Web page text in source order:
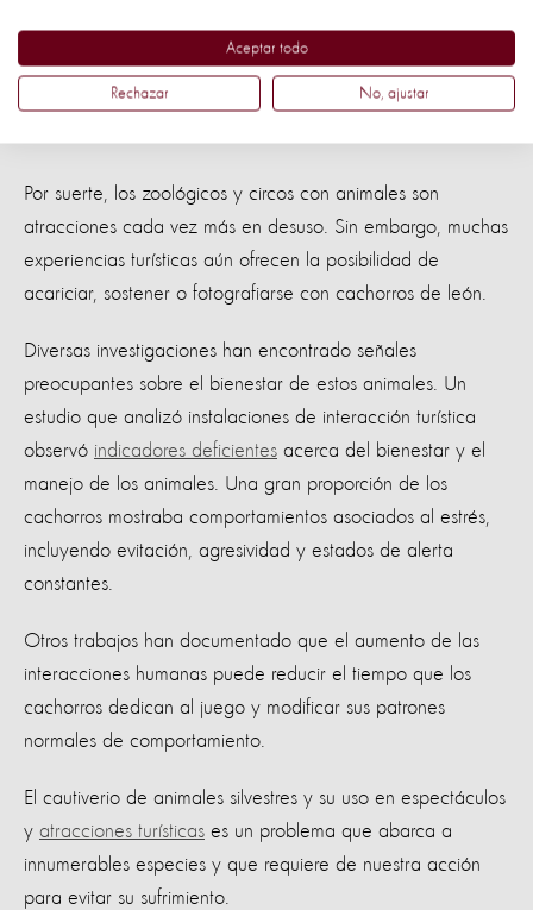
10. Los leones no son
instrumentos de la industria
Por suerte, los zoológicos y circos con animales son
atracciones cada vez más en desuso. Sin embargo, muchas
experiencias turísticas aún ofrecen la posibilidad de
acariciar, sostener o fotografiarse con cachorros de león.
Diversas investigaciones han encontrado señales
preocupantes sobre el bienestar de estos animales. Un
estudio que analizó instalaciones de interacción turística
observó indicadores deficientes acerca del bienestar y el
manejo de los animales. Una gran proporción de los
cachorros mostraba comportamientos asociados al estrés,
incluyendo evitación, agresividad y estados de alerta
constantes.
Otros trabajos han documentado que el aumento de las
interacciones humanas puede reducir el tiempo que los
cachorros dedican al juego y modificar sus patrones
normales de comportamiento.
El cautiverio de animales silvestres y su uso en espectáculos
y atracciones turísticas es un problema que abarca a
innumerables especies y que requiere de nuestra acción
para evitar su sufrimiento.
Aceptar todo
Rechazar No, ajustar